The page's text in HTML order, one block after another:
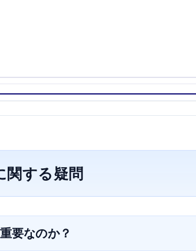
関する疑問
要なのか？